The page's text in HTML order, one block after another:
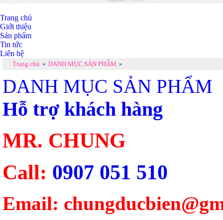
Trang chủ
Giới thiệu
Sản phẩm
Tin tức
Liên hệ
Trang chủ » DANH MỤC SẢN PHẨM »
DANH MỤC SẢN PHẨM
Hỗ trợ khách hàng
MR. CHUNG
Call: 0907 051 510
Email: